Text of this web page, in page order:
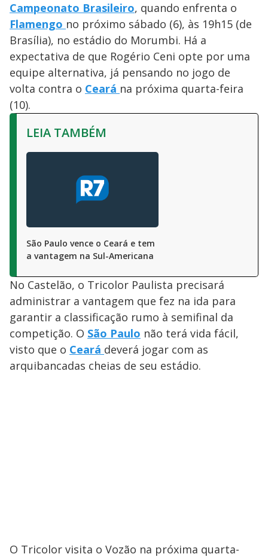
Campeonato Brasileiro, quando enfrenta o
Flamengo no próximo sábado (6), às 19h15 (de
Brasília), no estádio do Morumbi. Há a
expectativa de que Rogério Ceni opte por uma
equipe alternativa, já pensando no jogo de
volta contra o Ceará na próxima quarta-feira
(10).
LEIA TAMBÉM
São Paulo vence o Ceará e tem
a vantagem na Sul-Americana
No Castelão, o Tricolor Paulista precisará
administrar a vantagem que fez na ida para
garantir a classificação rumo à semifinal da
competição. O São Paulo não terá vida fácil,
visto que o Ceará deverá jogar com as
arquibancadas cheias de seu estádio.
O Tricolor visita o Vozão na próxima quarta-